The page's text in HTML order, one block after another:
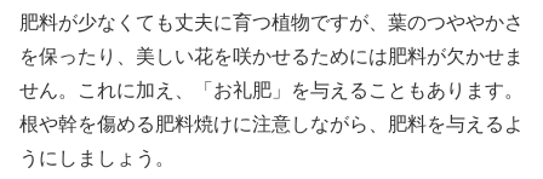
肥料が少なくても丈夫に育つ植物ですが、葉のつややかさ
を保ったり、美しい花を咲かせるためには肥料が欠かせま
せん。これに加え、「お礼肥」を与えることもあります。
根や幹を傷める肥料焼けに注意しながら、肥料を与えるよ
うにしましょう。